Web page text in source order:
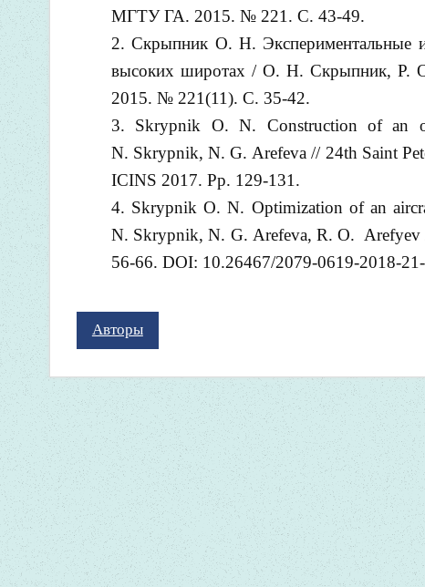
МГТУ ГА. 2015. № 221. С. 43-49.
Скрыпник О. Н. Экспериментальные
высоких широтах / О. Н. Скрыпник, Р.
2015. № 221(11). С. 35-42.
Skrypnik O. N. Construction of an
N. Skrypnik, N. G. Arefeva // 24th Saint
ICINS 2017. Pp. 129-131.
Skrypnik O. N. Optimization of an
N. Skrypnik, N. G. Arefeva, R. O.
56-66. DOI: 10.26467/2079-0619-2018-
Авторы